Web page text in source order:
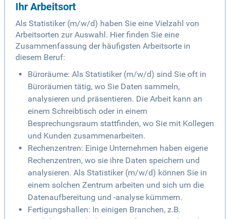
Ihr Arbeitsort
Als Statistiker (m/w/d) haben Sie eine Vielzahl von
Arbeitsorten zur Auswahl. Hier finden Sie eine
Zusammenfassung der häufigsten Arbeitsorte in
diesem Beruf:
Büroräume: Als Statistiker (m/w/d) sind Sie oft in
Büroräumen tätig, wo Sie Daten sammeln,
analysieren und präsentieren. Die Arbeit kann an
einem Schreibtisch oder in einem
Besprechungsraum stattfinden, wo Sie mit Kollegen
und Kunden zusammenarbeiten.
Rechenzentren: Einige Unternehmen haben eigene
Rechenzentren, wo sie ihre Daten speichern und
analysieren. Als Statistiker (m/w/d) können Sie in
einem solchen Zentrum arbeiten und sich um die
Datenaufbereitung und -analyse kümmern.
Fertigungshallen: In einigen Branchen, z.B.